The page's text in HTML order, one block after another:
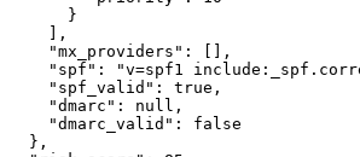
      }
    ],
    "mx_providers": [],
"spf": "v=spf1
    "spf_valid": true,
    "dmarc": null,
    "dmarc_valid": false
  },